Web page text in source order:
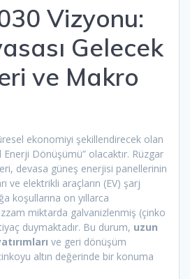
Vizyonu:
Gelecek
ve Makro
ekonomiyi şekillendirecek olan
Enerji Dönüşümü” olacaktır. Rüzgar
devasa güneş enerjisi panellerinin
ve elektrikli araçların (EV) şarj
koşullarına on yıllarca
miktarda galvanizlenmiş (çinko
duymaktadır. Bu durum, uzun
ve geri dönüşüm
altın değerinde bir konuma